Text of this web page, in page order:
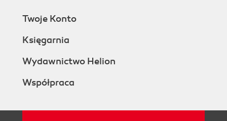
Twoje Konto
Księgarnia
Wydawnictwo Helion
Współpraca